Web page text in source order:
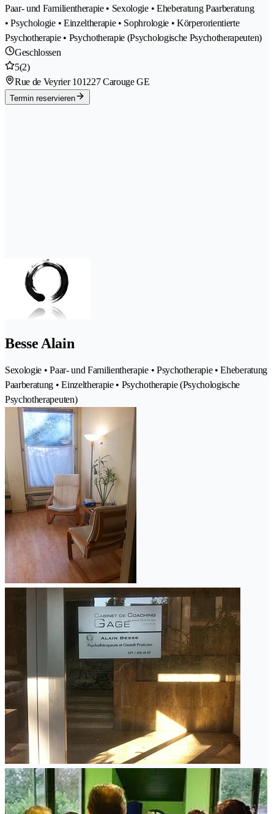
Paar- und Familientherapie • Sexologie • Eheberatung Paarberatung
• Psychologie • Einzeltherapie • Sophrologie • Körperorientierte
Psychotherapie • Psychotherapie (Psychologische Psychotherapeuten)
Geschlossen
5(2)
Rue de Veyrier 101227 Carouge GE
Termin reservieren
Besse Alain
Sexologie • Paar- und Familientherapie • Psychotherapie • Eheberatung
Paarberatung • Einzeltherapie • Psychotherapie (Psychologische
Psychotherapeuten)